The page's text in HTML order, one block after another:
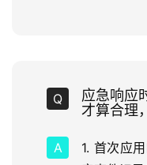
应急响应
才算合理
1. 首次应